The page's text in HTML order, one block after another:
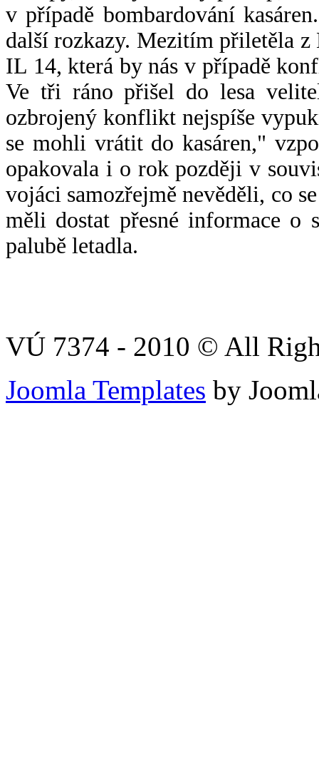
v případě bombardování
další rozkazy. Mezitím přiletěla z
IL 14, která by nás v případě
Ve tři ráno přišel do lesa
ozbrojený konflikt nejspíše
se mohli vrátit do kasáren,"
opakovala i o rok později v
vojáci samozřejmě nevěděli, co
měli dostat přesné informace o
palubě letadla.
VÚ 7374 - 2010 © All
Joomla Templates by